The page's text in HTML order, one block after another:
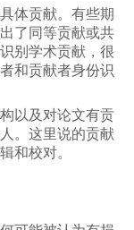
体贡献。有些期
了同等贡献或共
别学术贡献，很
和贡献者身份识
以及对论文有贡
。这里说的贡献
和校对。